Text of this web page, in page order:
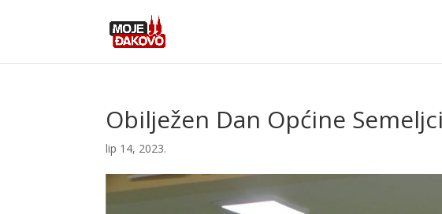
Obilježen Dan Općine Semeljci
lip 14, 2023.